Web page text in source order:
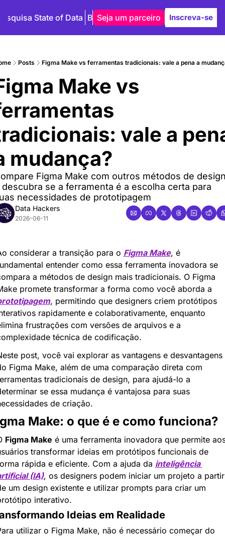
State of Data Blog Autores
Seja um parceiro Inscreva-se
Posts Figma Make vs ferramentas tradicionais: vale a pena a
Make vs
vale a
mudança?
Figma Make com outros métodos de
descubra se a ferramenta é a escolha certa para
necessidades de prototipagem
Data Hackers
2026-06-11
considerar a transição para o Figma Make, é
entender como essa ferramenta inovadora se
a métodos de design mais tradicionais. O Figma
, permitindo que designers criem protótipos
rapidamente e colaborativamente, enquanto
frustrações com versões de arquivos e a
técnica de codificação.
post, você vai explorar as vantagens e desvantagens
Figma Make, além de uma comparação direta com
tradicionais de design, para ajudá-lo a
se essa mudança é vantajosa para suas
de criação.
Make: o que é e como funciona?
Figma Make é uma ferramenta inovadora que permite
transformar ideias em protótipos funcionais de
rápida e eficiente. Com a ajuda da inteligência
(IA), os designers podem iniciar um projeto a partir
um design existente e utilizar prompts para criar um
interativo.
Ideias em Realidade
utilizar o Figma Make, não é necessário começar do